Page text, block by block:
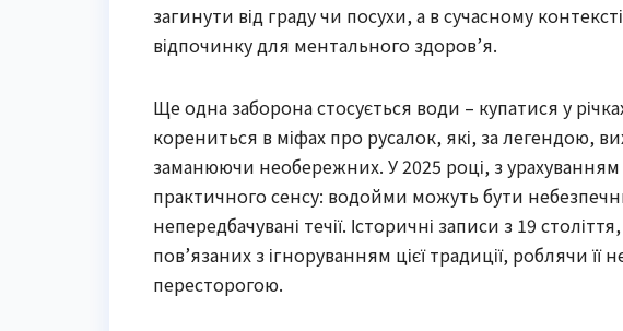
загинути від граду чи посухи, а в сучасному
відпочинку для ментального здоров’я.
Ще одна заборона стосується води – купатися у
корениться в міфах про русалок, які, за легендою,
заманюючи необережних. У 2025 році, з урахуванням
практичного сенсу: водойми можуть бути
непередбачувані течії. Історичні записи з 19
пов’язаних з ігноруванням цієї традиції, роблячи
пересторогою.